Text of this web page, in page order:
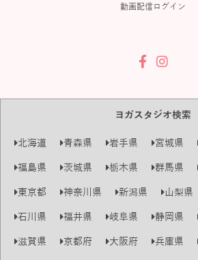
動画配信ログイン
ヨガスタジオ検索
北海道 青森県 岩手県 宮城県
福島県
茨城県 栃木県 群馬県
東京都
神奈川県 新潟県 山梨県
石川県
福井県 岐阜県 静岡県
滋賀県
京都府 大阪府 兵庫県